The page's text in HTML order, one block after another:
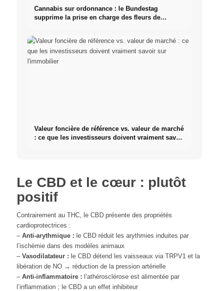
Cannabis sur ordonnance : le Bundestag
supprime la prise en charge des fleurs de
Valeur foncière de référence vs. valeur de marché
: ce que les investisseurs doivent vraiment savoir
Le CBD et le cœur : plutôt
positif
Contrairement au THC, le CBD présente des propriétés
cardioprotectrices :
– Anti-arythmique : le CBD réduit les arythmies induites par
l’ischémie dans des modèles animaux
– Vasodilatateur : le CBD détend les vaisseaux via TRPV1 et la
libération de NO → réduction de la pression artérielle
– Anti-inflammatoire : l’athérosclérose est alimentée par
l’inflammation ; le CBD a un effet inhibiteur